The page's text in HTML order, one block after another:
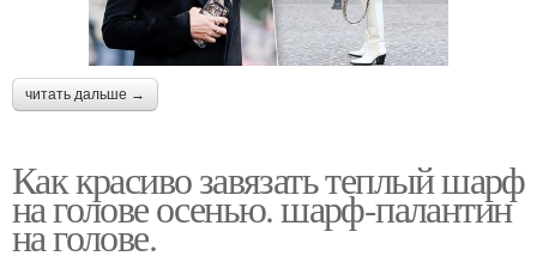
читать дальше →
Как красиво завязать теплый шарф
на голове осенью. шарф-палантин
на голове.